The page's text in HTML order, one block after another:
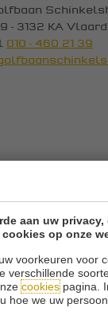
aan uw privacy,
op onze
voorkeuren voor
verschillende
cookiespagina.
hoe we uw
- 3132 KA
010 - 460 21 39